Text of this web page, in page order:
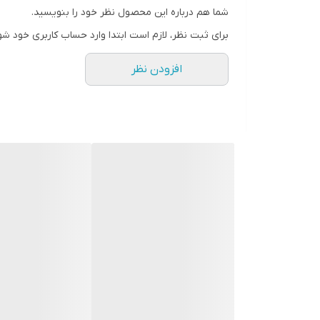
شما هم درباره این محصول نظر خود را بنویسید.
برای ثبت نظر، لازم است ابتدا وارد حساب کاربری خود
افزودن نظر